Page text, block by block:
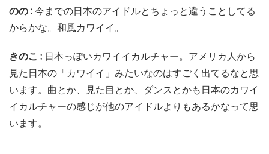
のの :今までの日本のアイドルとちょっと違うことしてる
からかな。和風カワイイ。
きのこ : 日本っぽいカワイイカルチャー。アメリカ人から
見た日本の「カワイイ」みたいなのはすごく出てるなと思
います。曲とか、見た目とか、ダンスとかも日本のカワイ
イカルチャーの感じが他のアイドルよりもあるかなって思
います。